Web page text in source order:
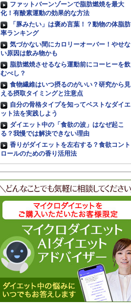
ファットバーンゾーンで脂肪燃焼を最大
化！有酸素運動の効果的な方法
「豚みたい」は褒め言葉！？動物の体脂肪
率ランキング
気づかない間にカロリーオーバー！やせな
い原因は飲み物かも
脂肪燃焼させるなら運動前にコーヒーを飲
むべし？
食物繊維はいつ摂るのがいい？研究から見
える摂取タイミングと注意点
自分の骨格タイプを知ってベストなダイエ
ット法を実践しよう
ダイエット中の「食欲の波」はなぜ起こ
る？我慢では解決できない理由
香りがダイエットを左右する？食欲コント
ロールのための香り活用法